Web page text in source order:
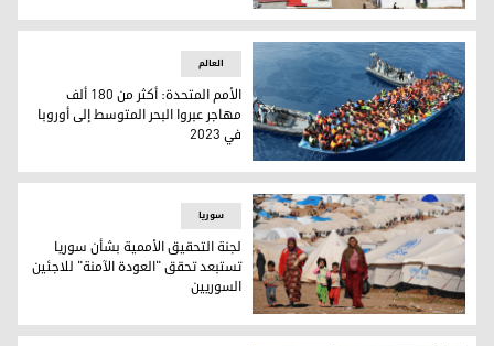
إقليم كوردستان ملاذ آمن لما يقرب من مليون نازح ولاجئ
الأمم المتحدة: أكثر من 180 ألف مهاجر عبروا البحر المتوسط إلى أوروبا في 2023
العالم
الأمم المتحدة: أكثر من 180 ألف
مهاجر عبروا البحر المتوسط إلى أوروبا
في 2023
لجنة التحقيق الأممية بشأن سوريا تستبعد تحقق "العودة
سوریا
لجنة التحقيق الأممية بشأن سوريا
تستبعد تحقق "العودة الآمنة" للاجئين
السوريين